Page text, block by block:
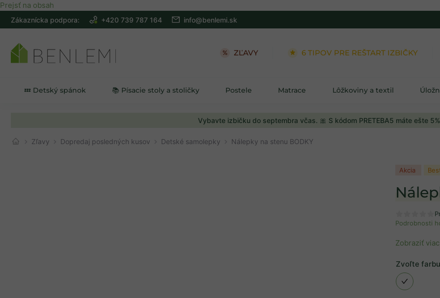
Prejsť na obsah
Vybavte izbičku do septembra včas. 🎀 S kódom PRETEBA5 máte ešte
Zákaznícka podpora: +420 739 787 164 info@benlemi.sk
ZĽAVY 6 TIPOV PRE REŠTART IZBIČKY
💤 Detský spánok 📚 Písacie stoly a stoličky Postele Matrace Lôžkoviny a textil
Zľavy Dopredaj posledných kusov Detské samolepky Nálepky na stenu BODKY
Akcia
Podrobnosti
Zvoľte
Zobraziť